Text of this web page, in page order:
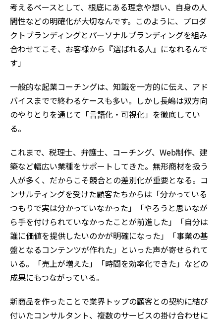
考えるベースとして、根底にある理念や想い、自身の人
間性などの明確化が大切なんです。このように、プロダ
クトブランディングとパーソナルブランディングを組み
合わせてこそ、お客様から『選ばれる人』になれるんで
す」
一般的な起業コーチングは、知識を一方的に伝え、アド
バイスまでで終わるケースも多い。しかし長嶋は双方向
のやりとりを通じて「言語化・可視化」を徹底してい
る。
これまで、税理士、弁護士、コーチング、Web制作、建
築など幅広い業種をサポートしてきた。無形商材を扱う
人が多く、だからこそ競合との差別化が重要となる。コ
ンサルティングを受けた顧客たちからは「分かっている
つもりで実は分かっていなかった」「やろうと思いなが
ら手を付けられていなかったことが前進した」「自分は
誰に価値を提供したいのかが明確になった」「事業の基
盤となるコンテンツが作れた」といった声が寄せられて
いる。「売上が増えた」「時間を効率化できた」などの
成果にもつながっている。
新商品を作ったことで業界トップの顧客との契約に結び
付いたコンサルタント、複数のサービスの掛け合わせに